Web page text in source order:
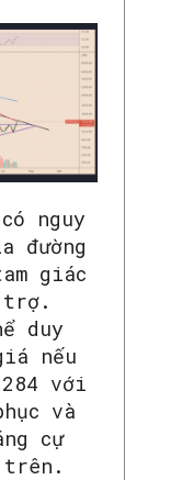
nguy
đường
giác
trợ.
duy
nếu
với
và
cự
trên.